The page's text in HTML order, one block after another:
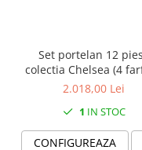
Royal White
CHIQUE STRIPES GALBEN
Set portelan 12
colectia Chelsea (4
28 cm, 4 farfuri 20 cm
2.018,00 Lei
1 IN STOC
CONFIGUREAZA